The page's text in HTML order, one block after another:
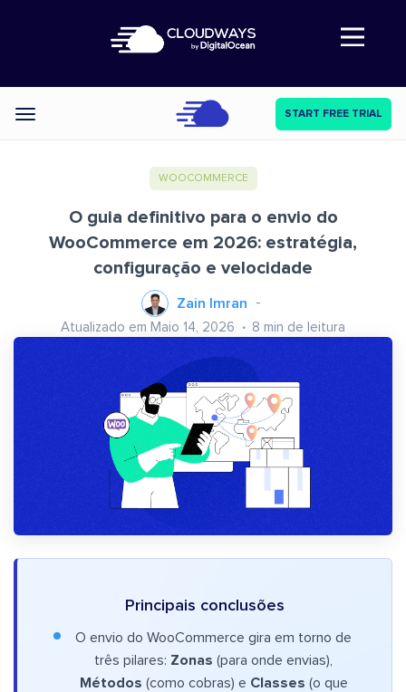
Abre a navegação
Categories START FREE TRIAL
WOOCOMMERCE
O guia definitivo para o envio do
WooCommerce em 2026: estratégia,
configuração e velocidade
Zain Imran
Atualizado em Maio 14, 2026 8 min de leitura
Principais conclusões
O envio do WooCommerce gira em torno de
três pilares: Zonas (para onde envias),
Métodos (como cobras) e Classes (o que